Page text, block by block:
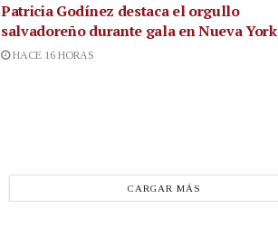
Patricia Godínez destaca el orgullo
salvadoreño durante gala en Nueva York
HACE 16 HORAS
CARGAR MÁS